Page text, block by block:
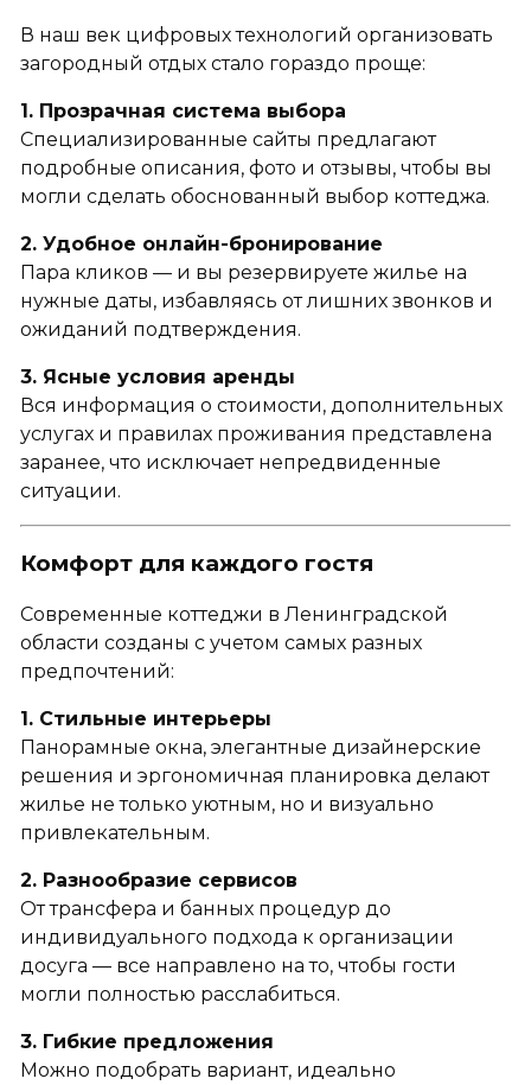
В наш век цифровых технологий организовать
загородный отдых стало гораздо проще:
1. Прозрачная система выбора
Специализированные сайты предлагают
подробные описания, фото и отзывы, чтобы вы
могли сделать обоснованный выбор коттеджа.
2. Удобное онлайн-бронирование
Пара кликов — и вы резервируете жилье на
нужные даты, избавляясь от лишних звонков и
ожиданий подтверждения.
3. Ясные условия аренды
Вся информация о стоимости, дополнительных
услугах и правилах проживания представлена
заранее, что исключает непредвиденные
ситуации.
Комфорт для каждого гостя
Современные коттеджи в Ленинградской
области созданы с учетом самых разных
предпочтений:
1. Стильные интерьеры
Панорамные окна, элегантные дизайнерские
решения и эргономичная планировка делают
жилье не только уютным, но и визуально
привлекательным.
2. Разнообразие сервисов
От трансфера и банных процедур до
индивидуального подхода к организации
досуга — все направлено на то, чтобы гости
могли полностью расслабиться.
3. Гибкие предложения
Можно подобрать вариант, идеально